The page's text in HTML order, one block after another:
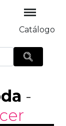
Catálogo
-